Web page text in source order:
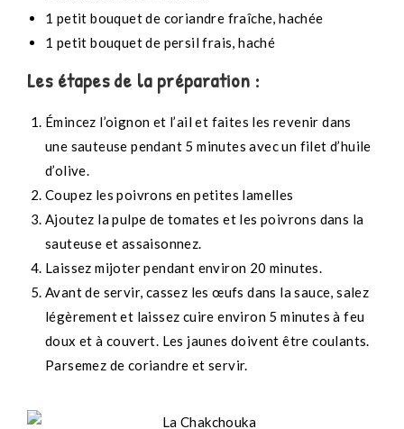
1 petit bouquet de coriandre fraîche, hachée
1 petit bouquet de persil frais, haché
Les étapes de la préparation :
Émincez l’oignon et l’ail et faites les revenir dans
une sauteuse pendant 5 minutes avec un filet d’huile
d’olive.
Coupez les poivrons en petites lamelles
Ajoutez la pulpe de tomates et les poivrons dans la
sauteuse et assaisonnez.
Laissez mijoter pendant environ 20 minutes.
Avant de servir, cassez les œufs dans la sauce, salez
légèrement et laissez cuire environ 5 minutes à feu
doux et à couvert. Les jaunes doivent être coulants.
Parsemez de coriandre et servir.